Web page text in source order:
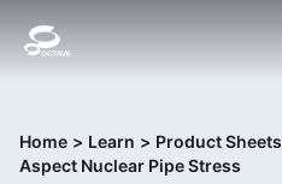
Home > Learn > Product Sheets
Aspect Nuclear Pipe Stress